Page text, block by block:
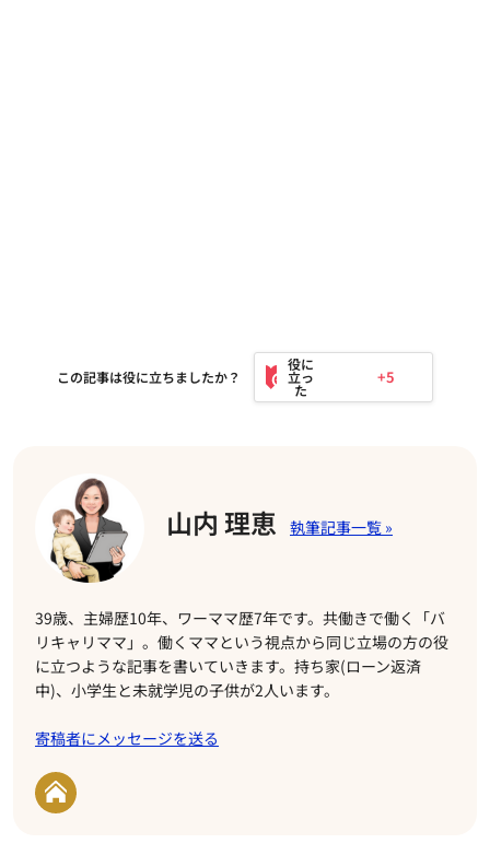
この記事は役に立ちましたか？ +5
山内 理恵
39歳、主婦歴10年、ワーママ歴7年です。共働きで働く「バ
リキャリママ」。働くママという視点から同じ立場の方の役
に立つような記事を書いていきます。持ち家(ローン返済
中)、小学生と未就学児の子供が2人います。
寄稿者にメッセージを送る